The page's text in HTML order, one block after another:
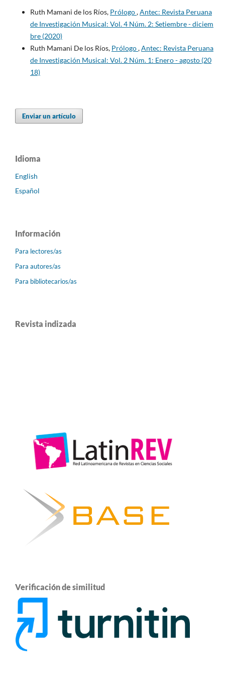
Ruth Mamani de los Ríos, Prólogo,Antec: Revista Peruana
de Investigación Musical: Vol. 4 Núm. 2: Setiembre - diciem
bre (2020)
Ruth Mamani De los Ríos, Prólogo,Antec: Revista Peruana
de Investigación Musical: Vol. 2 Núm. 1: Enero - agosto (20
18)
Enviar un artículo
Idioma
English
Español
Información
Para lectores/as
Para autores/as
Para bibliotecarios/as
Revista indizada
Verificación de similitud